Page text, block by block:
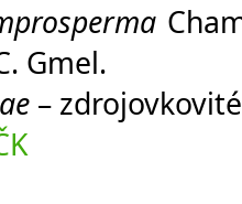
Gmel.
– zdrojovkovité